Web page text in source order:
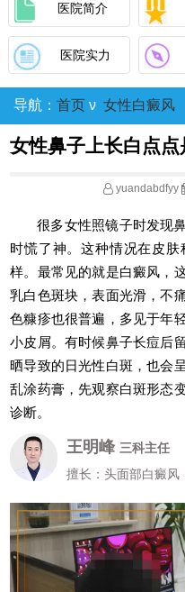
医院简介
医院实力
导航： 首页 ν 女性白癜风
女性鼻子上长白点
yuandabdfyy
很多女性照镜子时发现
时慌了神。这种情况在皮
样。最常见的就是白癜风，
乳白色斑块，表面光滑，不
色糠疹也很普遍，多见于年
小皮屑。有时候鼻子长痘后
晒导致的日光性白斑，也会
乱涂药膏，先观察白斑形态
诊断。
王明峰 三科主任
擅长：头面部白癜风